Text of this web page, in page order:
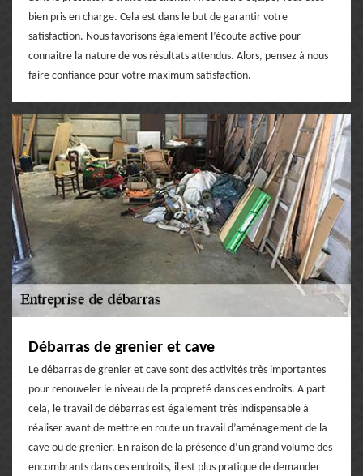
bien pris en charge. Cela est dans le but de garantir votre
satisfaction. Nous favorisons également l’écoute active pour
connaitre la nature de vos résultats attendus. Alors, pensez à nous
faire confiance pour votre maximum satisfaction.
Débarras de grenier et cave
Le débarras de grenier et cave sont des activités très importantes
pour renouveler le niveau de la propreté dans ces endroits. A part
cela, le travail de débarras est également très indispensable à
réaliser avant de mettre en route un travail d’aménagement de la
cave ou de grenier. En raison de la présence d’un grand volume des
encombrants dans ces endroits, il est plus pratique de demander